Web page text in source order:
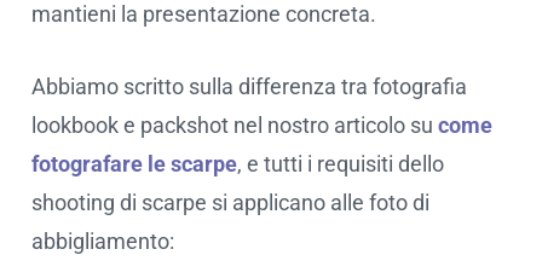
mantieni la presentazione concreta.
Abbiamo scritto sulla differenza tra fotografia
lookbook e packshot nel nostro articolo su come
fotografare le scarpe, e tutti i requisiti dello
shooting di scarpe si applicano alle foto di
abbigliamento: